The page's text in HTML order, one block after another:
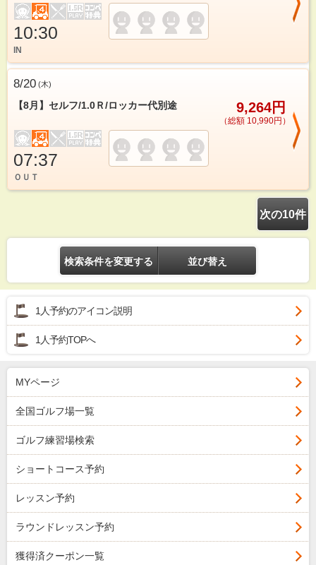
10:30
IN
8/20 (木)
【8月】セルフ/1.0Ｒ/ロッカー代別途 9,264円
（総額 10,990円）
07:37
ＯＵＴ
次の10件
検索条件を変更する 並び替え
1人予約のアイコン説明
1人予約TOPへ
MYページ
全国ゴルフ場一覧
ゴルフ練習場検索
ショートコース予約
レッスン予約
ラウンドレッスン予約
獲得済クーポン一覧